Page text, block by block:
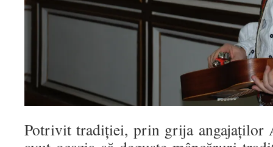
Potrivit tradiției, prin grija angajaților